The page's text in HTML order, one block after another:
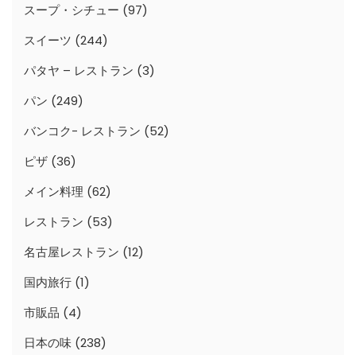
スープ・シチュー (97)
スイーツ (244)
パタヤ – レストラン (3)
パン (249)
バンコク- レストラン (52)
ピザ (36)
メイン料理 (62)
レストラン (53)
名古屋レストラン (12)
国内旅行 (1)
市販品 (4)
日本の味 (238)